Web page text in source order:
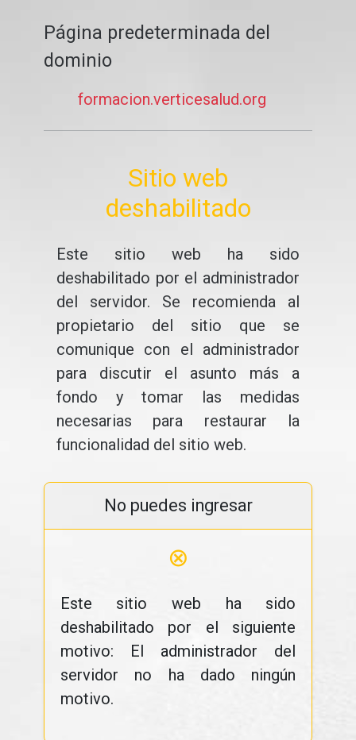
Página predeterminada del
dominio
formacion.verticesalud.org
Sitio web
deshabilitado
Este sitio web ha sido
deshabilitado por el administrador
del servidor. Se recomienda al
propietario del sitio que se
comunique con el administrador
para discutir el asunto más a
fondo y tomar las medidas
necesarias para restaurar la
funcionalidad del sitio web.
No puedes ingresar
⊗
Este sitio web ha sido
deshabilitado por el siguiente
motivo: El administrador del
servidor no ha dado ningún
motivo.